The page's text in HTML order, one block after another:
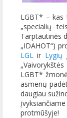
LGBT* – kas
„specialių
Tarptautinės
„IDAHOT“)
LGL
ir Lygių
LGBT*
asmenų
daugiau
protmūšyje!